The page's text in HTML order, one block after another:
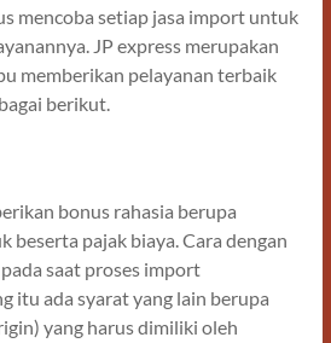
mencoba setiap jasa import untuk
JP express merupakan
memberikan pelayanan terbaik
berikut.
bonus rahasia berupa
beserta pajak biaya. Cara dengan
saat proses import
itu ada syarat yang lain berupa
yang harus dimiliki oleh